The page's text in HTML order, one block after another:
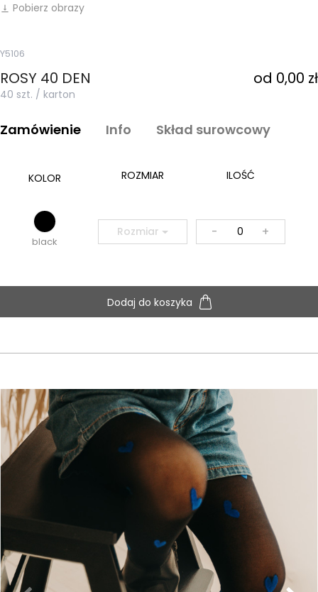
vertical_align_bottom Pobierz obrazy
Y5106
ROSY 40 DEN od 0,00 zł
40 szt. / karton
Zamówienie Info Skład surowcowy
KOLOR ROZMIAR ILOŚĆ
black
Rozmiar - +
Dodaj do koszyka